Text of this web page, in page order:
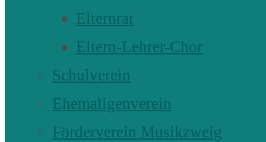
Elternrat
Eltern-Lehrer-Chor
Schulverein
Ehemaligenverein
Förderverein Musikzweig